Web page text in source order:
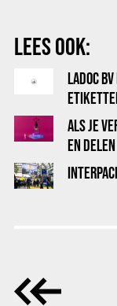
LEES OOK:
LADOC
ALS JE
EN DELEN